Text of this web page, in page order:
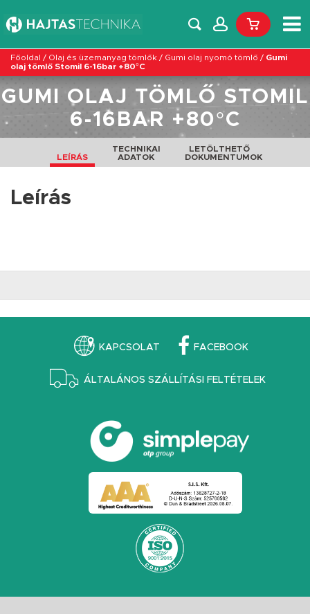
Főoldal / Olaj és üzemanyag tömlők / Gumi olaj nyomó tömlő / Gumi
olaj tömlő Stomil 6-16bar +80°C
GUMI OLAJ TÖMLŐ STOMIL
6-16BAR +80°C
LEÍRÁS
TECHNIKAI
ADATOK
LETÖLTHETŐ
DOKUMENTUMOK
Leírás
KAPCSOLAT FACEBOOK
ÁLTALÁNOS SZÁLLÍTÁSI FELTÉTELEK